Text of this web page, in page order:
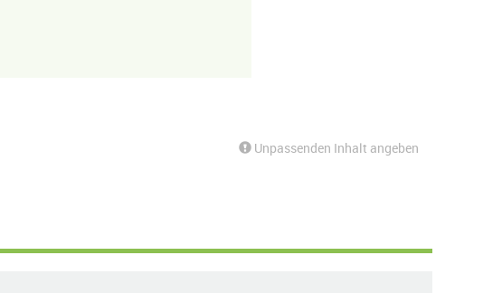
Unpassenden Inhalt angeben